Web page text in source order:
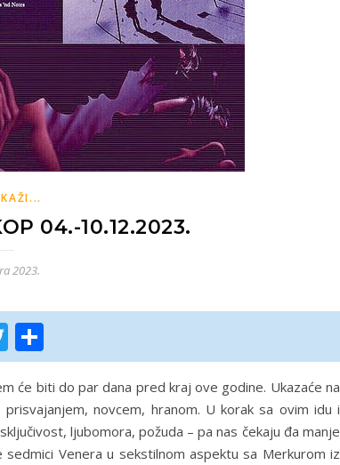
04.-10.12.2023.
2023.
Twitter
će biti do par dana pred kraj ove godine. Ukazaće na
novcem, hranom. U korak sa ovim idu i
ljubomora, požuda – pa nas čekaju đa manje
Venera u sekstilnom aspektu sa Merkurom iz